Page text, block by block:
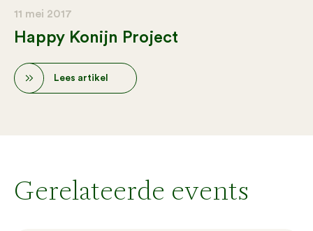
11 mei 2017
Happy Konijn Project
Lees artikel
Gerelateerde events